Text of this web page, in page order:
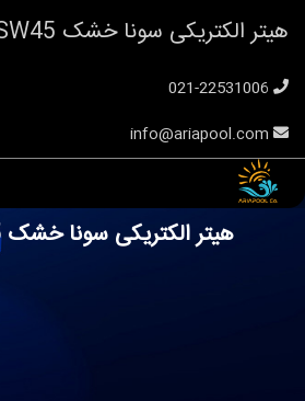
هیتر الکتریکی سونا خشک Wall SW45
هیتر الکتریکی سونا خشک Wall SW45